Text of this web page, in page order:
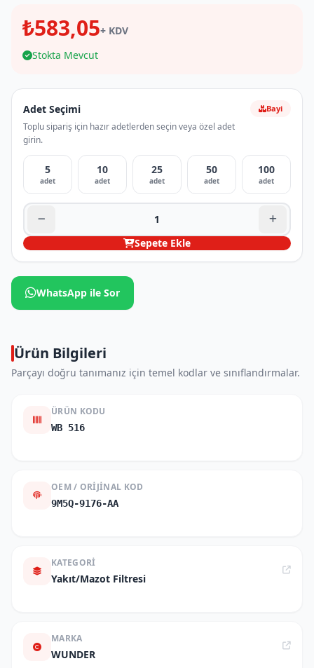
₺583,05+ KDV
Stokta Mevcut
Adet Seçimi
Toplu sipariş için hazır adetlerden seçin veya özel adet
girin.
Bayi
5
adet
10
adet
25
adet
50
adet
100
adet
Sepete Ekle
WhatsApp ile Sor
Ürün Bilgileri
Parçayı doğru tanımanız için temel kodlar ve sınıflandırmalar.
ÜRÜN KODU
WB 516
OEM / ORIJINAL KOD
9M5Q-9176-AA
KATEGORI
Yakıt/Mazot Filtresi
MARKA
WUNDER